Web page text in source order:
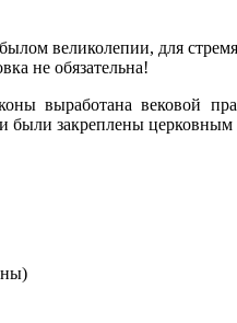
великолепии, для
не обязательна!
выработана вековой
были закреплены церковным